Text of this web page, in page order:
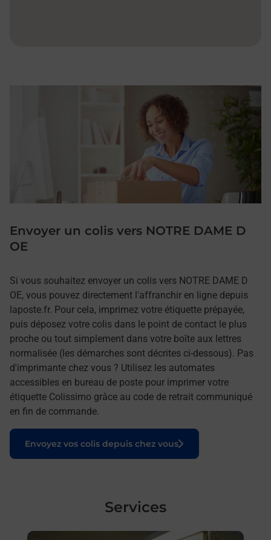
Envoyer un colis vers NOTRE DAME D
OE
Si vous souhaitez envoyer un colis vers NOTRE DAME D
OE, vous pouvez directement l'affranchir en ligne depuis
laposte.fr. Pour cela, imprimez votre étiquette prépayée,
puis déposez votre colis dans le point de contact le plus
proche ou tout simplement dans votre boîte aux lettres
normalisée (les démarches sont décrites ci-dessous). Pas
d'imprimante chez vous ? Utilisez les automates
accessibles en bureau de poste pour imprimer votre
étiquette Colissimo grâce au code de retrait communiqué
en fin de commande.
Envoyez vos colis depuis chez vous
Le lien s'ouvre dans un nouvel onglet
Services
En savoir plus